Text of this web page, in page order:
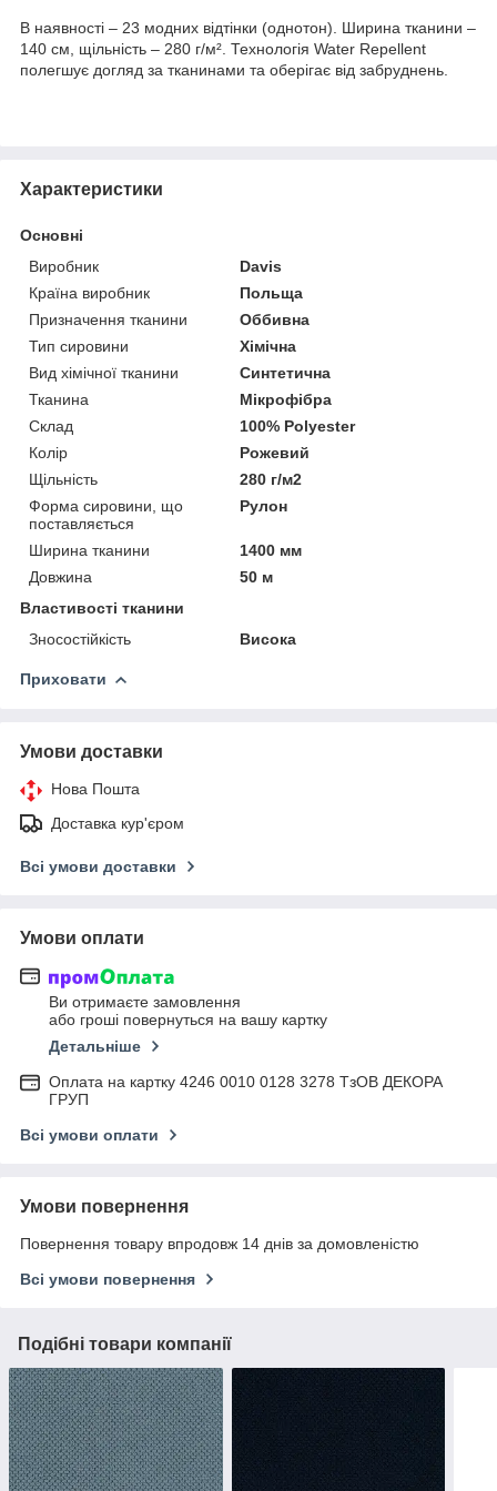
В наявності – 23 модних відтінки (однотон). Ширина тканини –
140 см, щільність – 280 г/м². Технологія Water Repellent
полегшує догляд за тканинами та оберігає від забруднень.
Характеристики
Основні
Виробник
Davis
Країна виробник
Польща
Призначення тканини
Оббивна
Тип сировини
Хімічна
Вид хімічної тканини
Синтетична
Тканина
Мікрофібра
Склад
100% Polyester
Колір
Рожевий
Щільність
280 г/м2
Форма сировини, що
поставляється
Рулон
Ширина тканини
1400 мм
Довжина
50 м
Властивості тканини
Зносостійкість
Висока
Приховати
Умови доставки
Нова Пошта
Доставка кур'єром
Всі умови доставки
Умови оплати
Ви отримаєте замовлення
або гроші повернуться на вашу картку
Детальніше
Оплата на картку 4246 0010 0128 3278 ТзОВ ДЕКОРА
ГРУП
Всі умови оплати
Умови повернення
Повернення товару впродовж 14 днів за домовленістю
Всі умови повернення
Подібні товари компанії